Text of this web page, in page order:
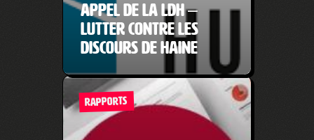
Appel de la LDH –
Lutter contre les
discours de haine
RAPPORTS